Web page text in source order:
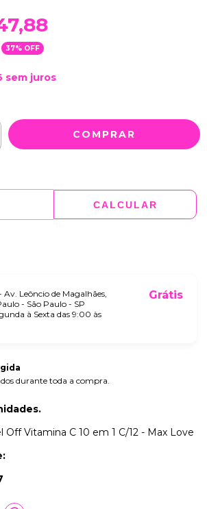
37% OFF
sem juros
CALCULAR
Leôncio de Magalhães,
- São Paulo - SP
à Sexta das 9:00 às
Grátis
durante toda a compra.
Off Vitamina C 10 em 1 C/12 - Max Love